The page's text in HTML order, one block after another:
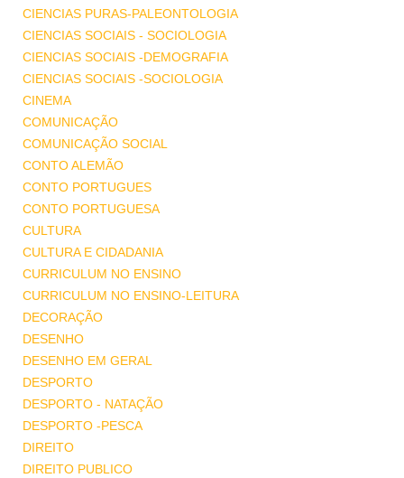
CIENCIAS PURAS-PALEONTOLOGIA
CIENCIAS SOCIAIS - SOCIOLOGIA
CIENCIAS SOCIAIS -DEMOGRAFIA
CIENCIAS SOCIAIS -SOCIOLOGIA
CINEMA
COMUNICAÇÃO
COMUNICAÇÃO SOCIAL
CONTO ALEMÃO
CONTO PORTUGUES
CONTO PORTUGUESA
CULTURA
CULTURA E CIDADANIA
CURRICULUM NO ENSINO
CURRICULUM NO ENSINO-LEITURA
DECORAÇÃO
DESENHO
DESENHO EM GERAL
DESPORTO
DESPORTO - NATAÇÃO
DESPORTO -PESCA
DIREITO
DIREITO PUBLICO